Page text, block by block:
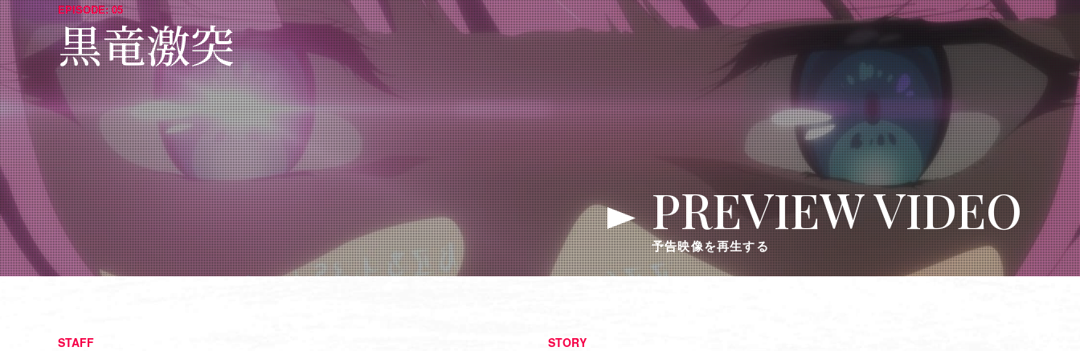
EPISODE: 05
黒竜激突
PREVIEW VIDEO
予告映像を再生する
STORY
STAFF